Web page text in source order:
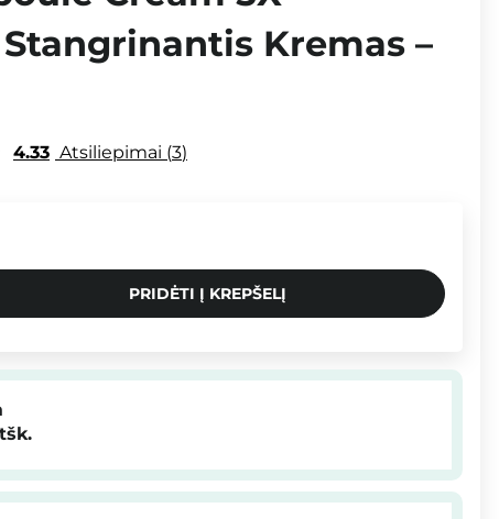
Kremas –
4.33 Atsiliepimai 3
PRIDĖTI Į KREPŠELĮ
tšk.